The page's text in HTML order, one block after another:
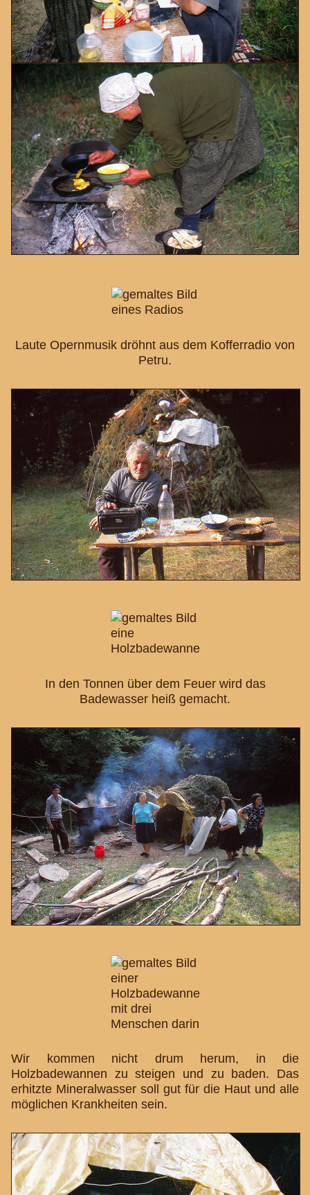
Laute Opernmusik dröhnt aus dem Kofferradio von
Petru.
In den Tonnen über dem Feuer wird das
Badewasser heiß gemacht.
Wir kommen nicht drum herum, in die
Holzbadewannen zu steigen und zu baden. Das
erhitzte Mineralwasser soll gut für die Haut und alle
möglichen Krankheiten sein.